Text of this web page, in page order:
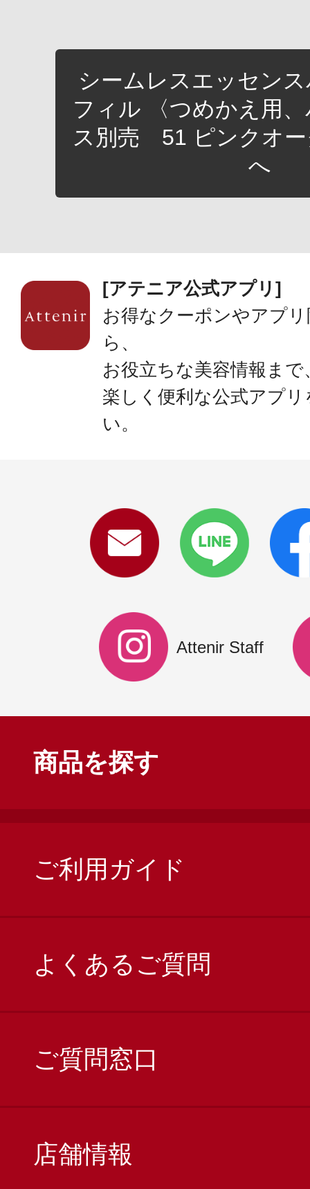
シームレスエッセン
フィル 〈つめかえ用
ス別売 51 ピンクオー
へ
[アテニア公式アプリ]
お得なクーポンやアプ
ら、
お役立ちな美容情報まで
楽しく便利な公式アプ
い。
Attenir Staff
商品を探す
ご利用ガイド
よくあるご質問
ご質問窓口
店舗情報